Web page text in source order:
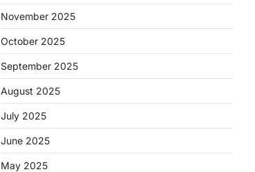
November 2025
October 2025
September 2025
August 2025
July 2025
June 2025
May 2025
CHHATTISGARH
CG : मुख्यमंत्री विष्णुदेव साय के नेतृत्व
में छत्तीसगढ़ को बड़ी उपलब्धि
More Khabar
रायपुर। मुख्यमंत्री विष्णुदेव साय के नेतृत्व में स्वच्छ
ऊर्जा, हरित विकास और किसानों की आय…
CG : पांच माह की अनुष्का को मिला नया